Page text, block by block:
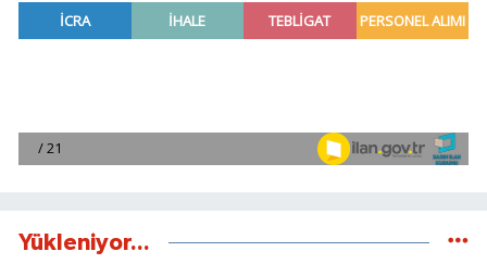
Yükleniyor...